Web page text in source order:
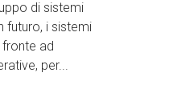
di sistemi
futuro, i sistemi
ad
per...